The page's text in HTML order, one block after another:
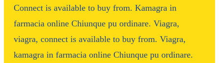
Connect is available to buy from. Kamagra in
farmacia online Chiunque pu ordinare. Viagra,
viagra, connect is available to buy from. Viagra,
kamagra in farmacia online Chiunque pu ordinare.